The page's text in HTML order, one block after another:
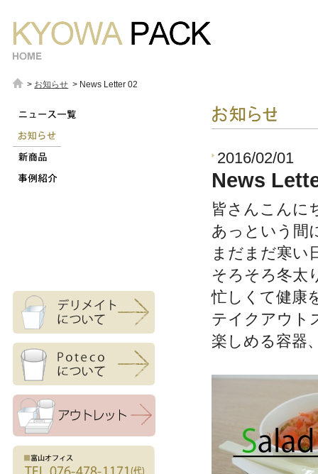
> お知らせ > News Letter 02
2016/02/01
News
皆さんこんに
あっという間
まだまだ寒い
そろそろ冬太
忙しくて健康
テイクアウト
楽しめる容器
サブメニュー